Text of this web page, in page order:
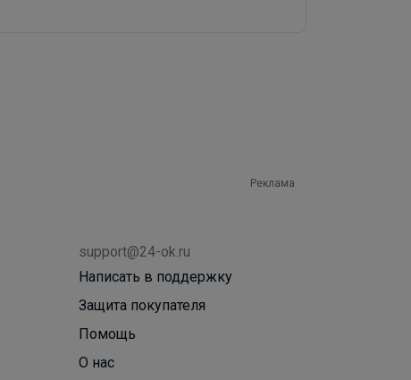
Реклама
support@24-ok.ru
Написать в поддержку
Защита покупателя
Помощь
О нас